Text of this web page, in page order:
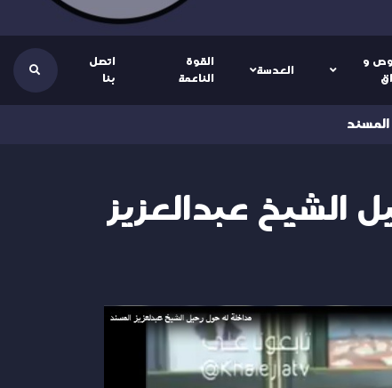
و
العدسة
القوة
الناعمة
اتصل
بنا
الشيخ عبدالعزيز